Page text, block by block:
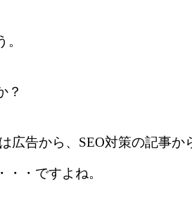
？
広告から、SEO対策の記事か
・ですよね。